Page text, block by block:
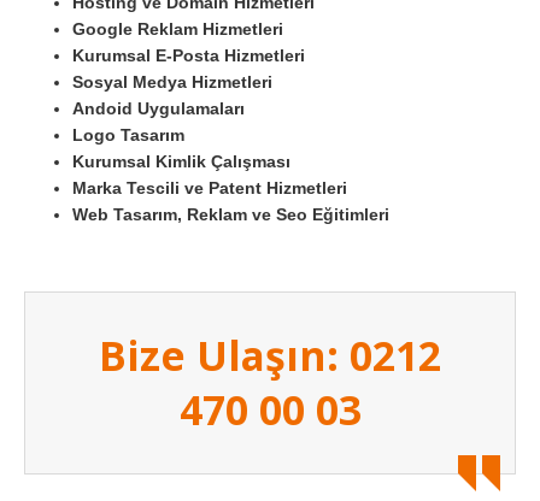
Google Reklam Hizmetleri
Kurumsal E-Posta Hizmetleri
Sosyal Medya Hizmetleri
Andoid Uygulamaları
Logo Tasarım
Kurumsal Kimlik Çalışması
Marka Tescili ve Patent Hizmetleri
Web Tasarım, Reklam ve Seo Eğitimleri
Bize Ulaşın: 0212
470 00 03